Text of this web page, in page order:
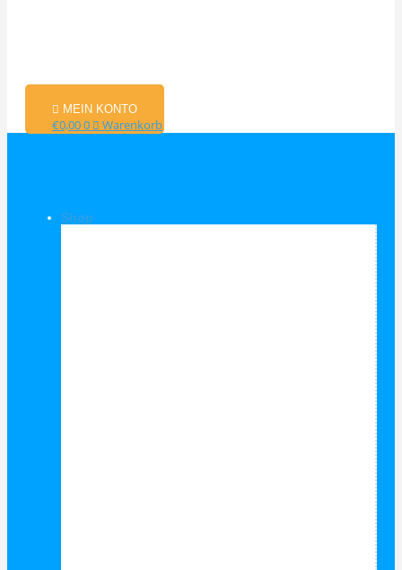
MEIN KONTO
€0,000 Warenkorb
Shop